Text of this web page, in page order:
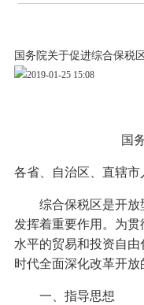
国务院关于促进综合保税
2019-01-25 15:08
国
各省、自治区、直辖市
综合保税区是开
发挥着重要作用。为
水平的贸易和投资自
时代全面深化改革开放
一、指导思想